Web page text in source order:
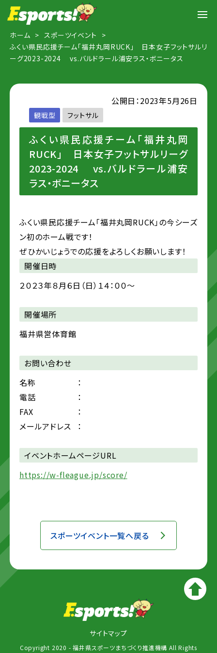
ホーム
スポーツイベント
ふくい県民応援チーム「福井丸岡RUCK」 日本女子フットサルリ
ーグ2023-2024 vs.バルドラール浦安ラス・ボニータス
公開日：2023年5月26日
観戦型 フットサル
ふくい県民応援チーム「福井丸岡
RUCK」 日本女子フットサルリーグ
2023-2024 vs.バルドラール浦安
ラス・ボニータス
ふくい県民応援チーム「福井丸岡RUCK」の今シーズ
ン初のホーム戦です！
ぜひかいじょうでの応援をよろしくお願いします！
開催日時
２０２３年８月６日（日）１４：００～
開催場所
福井県営体育館
お問い合わせ
名称
：
電話
：
FAX
：
メールアドレス
：
イベントホームページURL
https://w-fleague.jp/score/
スポーツイベント一覧へ戻る
サイトマップ
Copyright 2020 - 福井県スポーツまちづくり推進機構 All Rights